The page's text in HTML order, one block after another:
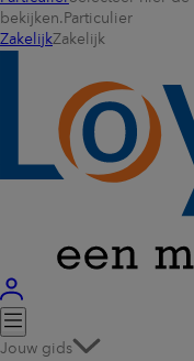
bekijken. Particulier
ZakelijkZakelijk
Jouw gids